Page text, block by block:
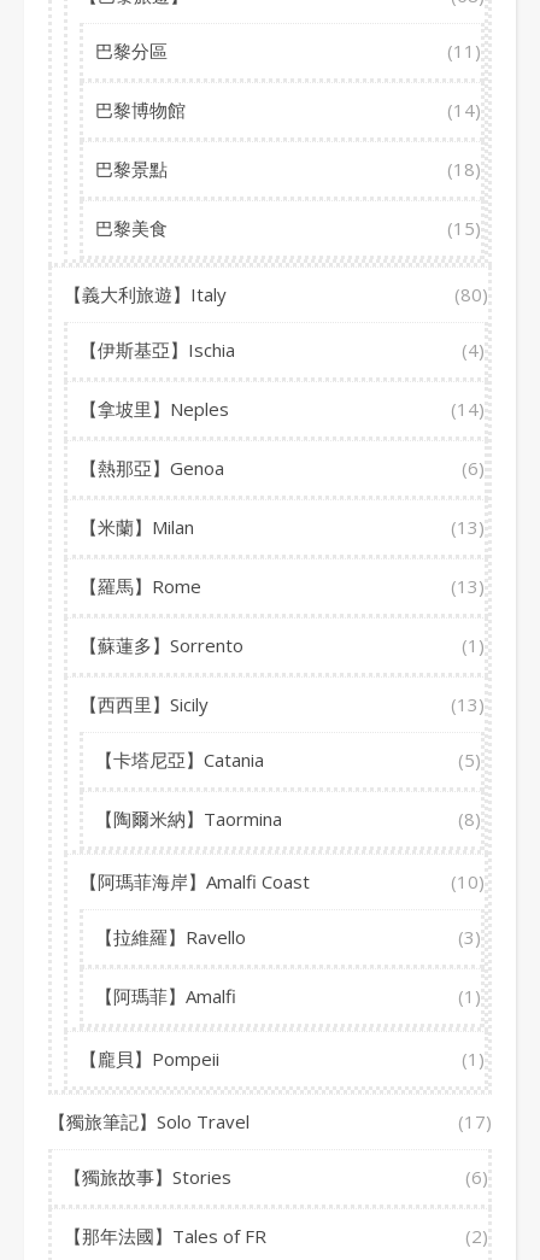
巴黎分區 (11)
巴黎博物館 (14)
巴黎景點 (18)
巴黎美食 (15)
【義大利旅遊】Italy (80)
【伊斯基亞】Ischia (4)
【拿坡里】Neples (14)
【熱那亞】Genoa (6)
【米蘭】Milan (13)
【羅馬】Rome (13)
【蘇蓮多】Sorrento (1)
【西西里】Sicily (13)
【卡塔尼亞】Catania (5)
【陶爾米納】Taormina (8)
【阿瑪菲海岸】Amalfi Coast (10)
【拉維羅】Ravello (3)
【阿瑪菲】Amalfi (1)
【龐貝】Pompeii (1)
【獨旅筆記】Solo Travel (17)
【獨旅故事】Stories (6)
【那年法國】Tales of FR (2)